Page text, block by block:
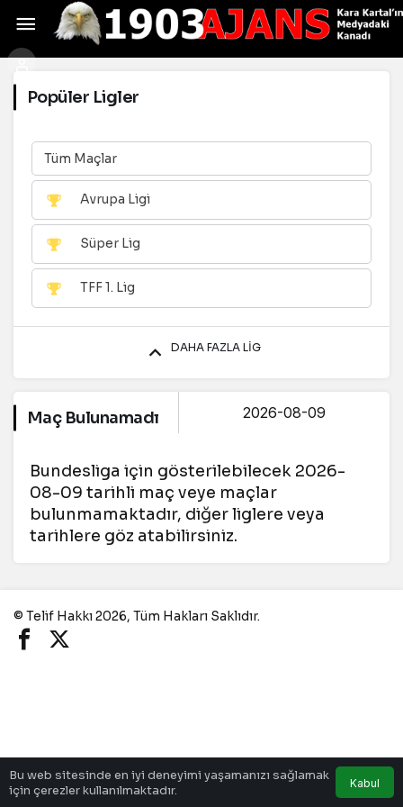
Popüler Ligler
Tüm Maçlar
Avrupa Ligi
Süper Lig
TFF 1. Lig
DAHA FAZLA LIG
Maç Bulunamadı
Bundesliga için gösterilebilecek 2026-
08-09 tarihli maç veye maçlar
bulunmamaktadır, diğer liglere veya
tarihlere göz atabilirsiniz.
Bu web sitesinde en iyi deneyimi yaşamanızı sağlamak
için çerezler kullanılmaktadır.
Kabul
© Telif Hakkı 2026, Tüm Hakları Saklıdır.